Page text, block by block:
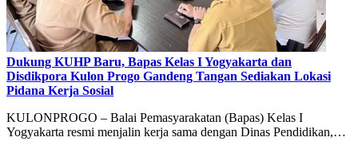
Dukung KUHP Baru, Bapas Kelas I Yogyakarta dan
Disdikpora Kulon Progo Gandeng Tangan Sediakan Lokasi
Pidana Kerja Sosial
KULONPROGO – Balai Pemasyarakatan (Bapas) Kelas I
Yogyakarta resmi menjalin kerja sama dengan Dinas Pendidikan,…